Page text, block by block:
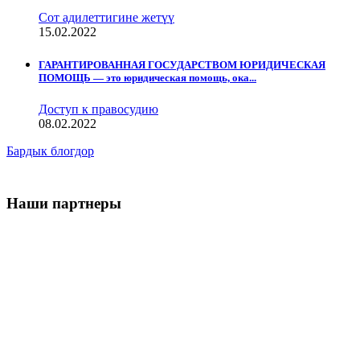
Сот адилеттигине жетүү
15.02.2022
ГАРАНТИРОВАННАЯ ГОСУДАРСТВОМ ЮРИДИЧЕСКАЯ
ПОМОЩЬ — это юридическая помощь, ока...
Доступ к правосудию
08.02.2022
Бардык блогдор
Наши партнеры